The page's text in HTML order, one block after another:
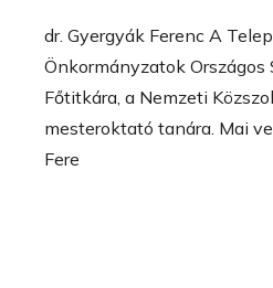
dr. Gyergyák Ferenc A
Önkormányzatok Országos
Főtitkára, a Nemzeti
mesteroktató tanára. Mai
Fere